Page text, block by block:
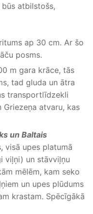
atbilstošs,
ap 30 cm. Ar šo
posms.
m gara krāce, tās
tad gluda un ātra
transportlīdzekli
atvaru, kas
un Baltais
visā upes platumā
viļņi) un stāvviļņu
mēlēm, kam seko
un upes plūdums
krastam. Spēcīgākā